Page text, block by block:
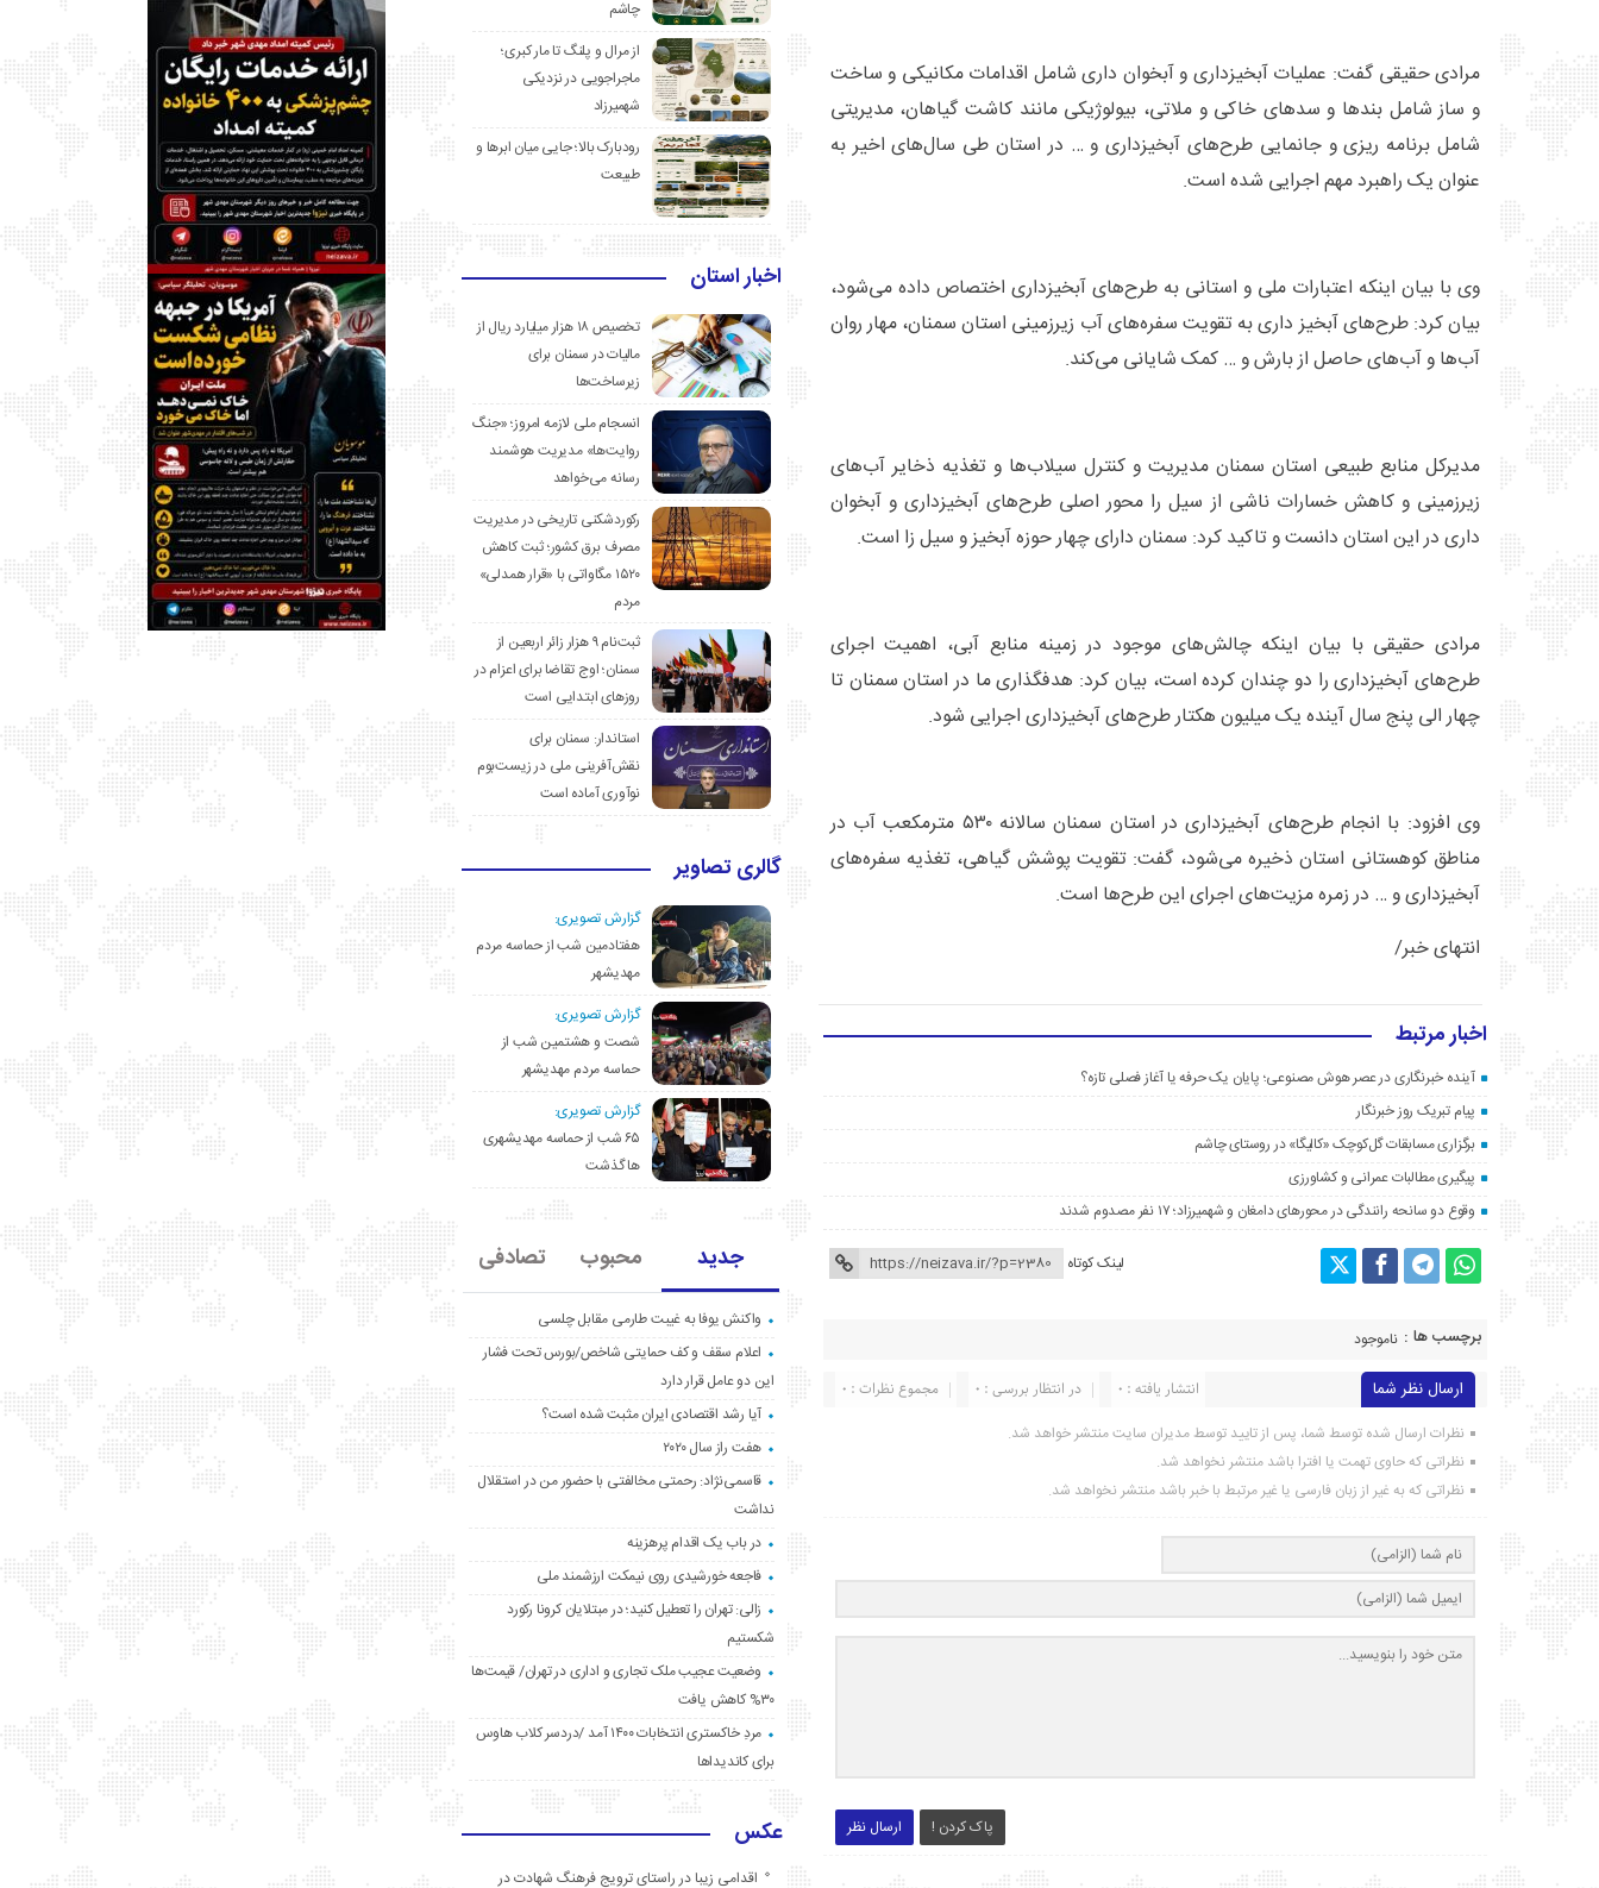
مرادی حقیقی گفت: عملیات آبخیزداری و آبخوان داری شامل اقدامات مکانیکی و ساخت
و ساز شامل بندها و سدهای خاکی و ملاتی، بیولوژیکی مانند کاشت گیاهان، مدیریتی
شامل برنامه ریزی و جانمایی طرح‌های آبخیزداری و … در استان طی سال‌های اخیر به
عنوان یک راهبرد مهم اجرایی شده است.
وی با بیان اینکه اعتبارات ملی و استانی به طرح‌های آبخیزداری اختصاص داده می‌شود،
بیان کرد: طرح‌های آبخیز داری به تقویت سفره‌های آب زیرزمینی استان سمنان، مهار روان
آب‌ها و آب‌های حاصل از بارش و … کمک شایانی می‌کند.
مدیرکل منابع طبیعی استان سمنان مدیریت و کنترل سیلاب‌ها و تغذیه ذخایر آب‌های
زیرزمینی و کاهش خسارات ناشی از سیل را محور اصلی طرح‌های آبخیزداری و آبخوان
داری در این استان دانست و تاکید کرد: سمنان دارای چهار حوزه آبخیز و سیل زا است.
مرادی حقیقی با بیان اینکه چالش‌های موجود در زمینه منابع آبی، اهمیت اجرای
طرح‌های آبخیزداری را دو چندان کرده است، بیان کرد: هدفگذاری ما در استان سمنان تا
چهار الی پنج سال آینده یک میلیون هکتار طرح‌های آبخیزداری اجرایی شود.
وی افزود: با انجام طرح‌های آبخیزداری در استان سمنان سالانه ۵۳۰ مترمکعب آب در
مناطق کوهستانی استان ذخیره می‌شود، گفت: تقویت پوشش گیاهی، تغذیه سفره‌های
آبخیزداری و … در زمره مزیت‌های اجرای این طرح‌ها است.
انتهای خبر/
اخبار مرتبط
آینده خبرنگاری در عصر هوش مصنوعی؛ پایان یک حرفه یا آغاز فصلی تازه؟
پیام تبریک روز خبرنگار
برگزاری مسابقات گل‌کوچک «کالیگا» در روستای چاشم
پیگیری مطالبات عمرانی و کشاورزی
وقوع دو سانحه رانندگی در محورهای دامغان و شهمیرزاد؛ ۱۷ نفر مصدوم شدند
لینک کوتاه
برچسب ها : ناموجود
ارسال نظر شما مجموع نظرات : 0 در انتظار بررسی : 0 انتشار یافته : ۰
نظرات ارسال شده توسط شما، پس از تایید توسط مدیران سایت منتشر خواهد شد.
نظراتی که حاوی تهمت یا افترا باشد منتشر نخواهد شد.
نظراتی که به غیر از زبان فارسی یا غیر مرتبط با خبر باشد منتشر نخواهد شد.
ارسال نظر پاک کردن !
چاشم
از مرال و پلنگ تا مار کبری؛
ماجراجویی در نزدیکی
شهمیرزاد
رودبارک بالا؛ جایی میان ابرها و
طبیعت
اخبار استان
تخصیص ۱۸ هزار میلیارد ریال از
مالیات در سمنان برای
زیرساخت‌ها
انسجام ملی لازمه امروز؛ «جنگ
روایت‌ها» مدیریت هوشمند
رسانه می‌خواهد
رکوردشکنی تاریخی در مدیریت
مصرف برق کشور؛ ثبت کاهش
۱۵۲۰ مگاواتی با «قرار همدلی»
مردم
ثبت‌نام ۹ هزار زائر اربعین از
سمنان؛ اوج تقاضا برای اعزام در
روزهای ابتدایی است
استاندار: سمنان برای
نقش‌آفرینی ملی در زیست‌بوم
نوآوری آماده است
گالری تصاویر
گزارش تصویری:
هفتادمین شب از حماسه مردم
مهدیشهر
گزارش تصویری:
شصت و هشتمین شب از
حماسه مردم مهدیشهر
گزارش تصویری:
۶۵ شب از حماسه مهدیشهری
ها گذشت
جدید محبوب تصادفی
واکنش یوفا به غیبت طارمی مقابل چلسی
اعلام سقف و کف حمایتی شاخص/بورس تحت فشار
این دو عامل قرار دارد
آیا رشد اقتصادی ایران مثبت شده است؟
هفت راز سال ۲۰۲۰
قاسمی‌نژاد: رحمتی مخالفتی با حضور من در استقلال
نداشت
در باب یک اقدام پرهزینه
فاجعه خورشیدی روی نیمکت ارزشمند ملی
زالی: تهران را تعطیل کنید؛ در مبتلایان کرونا رکورد
شکستیم
وضعیت عجیب ملک تجاری و اداری در تهران/ قیمت‌ها
۳۰% کاهش یافت
مردِ خاکستری انتخابات ۱۴۰۰ آمد /دردسر کلاب هاوس
برای کاندیداها
عکس
اقدامی زیبا در راستای ترویج فرهنگ شهادت در